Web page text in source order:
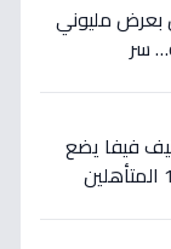
بعرض مليوني
سر
فيفا يضع
مصر في مركز خطير بين 16 المتأهلين